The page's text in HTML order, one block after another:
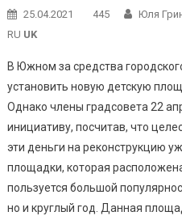
25.04.2021 445 Юля
RU UK
В Южном за средства
установить новую детскую
Однако члены градсовета 22
инициативу, посчитав, что
эти деньги на реконструкцию
площадки, которая
пользуется большой
но и круглый год. Данная